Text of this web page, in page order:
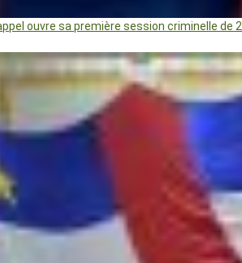
ouvre sa première session criminelle de